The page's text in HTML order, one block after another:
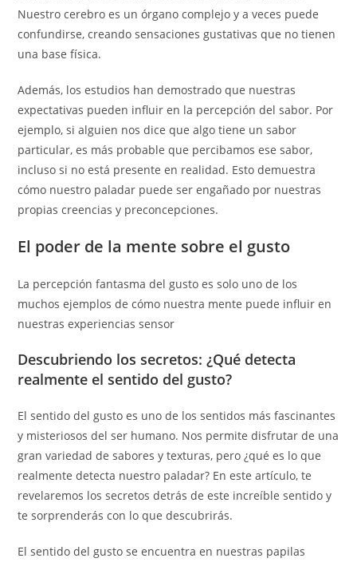
Nuestro cerebro es un órgano complejo y a veces puede
confundirse, creando sensaciones gustativas que no tienen
una base física.
Además, los estudios han demostrado que nuestras
expectativas pueden influir en la percepción del sabor. Por
ejemplo, si alguien nos dice que algo tiene un sabor
particular, es más probable que percibamos ese sabor,
incluso si no está presente en realidad. Esto demuestra
cómo nuestro paladar puede ser engañado por nuestras
propias creencias y preconcepciones.
El poder de la mente sobre el gusto
La percepción fantasma del gusto es solo uno de los
muchos ejemplos de cómo nuestra mente puede influir en
nuestras experiencias sensor
Descubriendo los secretos: ¿Qué detecta
realmente el sentido del gusto?
El sentido del gusto es uno de los sentidos más fascinantes
y misteriosos del ser humano. Nos permite disfrutar de una
gran variedad de sabores y texturas, pero ¿qué es lo que
realmente detecta nuestro paladar? En este artículo, te
revelaremos los secretos detrás de este increíble sentido y
te sorprenderás con lo que descubrirás.
El sentido del gusto se encuentra en nuestras papilas